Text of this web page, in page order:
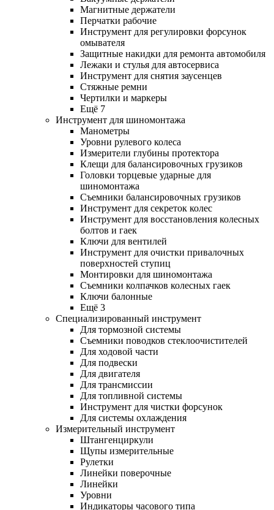
Магнитные держатели
Перчатки рабочие
Инструмент для регулировки форсунок
омывателя
Защитные накидки для ремонта автомобиля
Лежаки и стулья для автосервиса
Инструмент для снятия заусенцев
Стяжные ремни
Чертилки и маркеры
Ещё 7
Инструмент для шиномонтажа
Манометры
Уровни рулевого колеса
Измерители глубины протектора
Клещи для балансировочных грузиков
Головки торцевые ударные для
шиномонтажа
Съемники балансировочных грузиков
Инструмент для секреток колес
Инструмент для восстановления колесных
болтов и гаек
Ключи для вентилей
Инструмент для очистки привалочных
поверхностей ступиц
Монтировки для шиномонтажа
Съемники колпачков колесных гаек
Ключи балонные
Ещё 3
Специализированный инструмент
Для тормозной системы
Съемники поводков стеклоочистителей
Для ходовой части
Для подвески
Для двигателя
Для трансмиссии
Для топливной системы
Инструмент для чистки форсунок
Для системы охлаждения
Измерительный инструмент
Штангенциркули
Щупы измерительные
Рулетки
Линейки поверочные
Линейки
Уровни
Индикаторы часового типа